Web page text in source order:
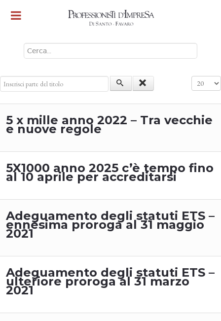
Inserisci parte del titolo
5 x mille anno 2022 – Tra vecchie
e nuove regole
5X1000 anno 2025 c’è tempo fino
al 10 aprile per accreditarsi
Adeguamento degli statuti ETS –
ennesima proroga al 31 maggio
2021
Adeguamento degli statuti ETS –
ulteriore proroga al 31 marzo
2021